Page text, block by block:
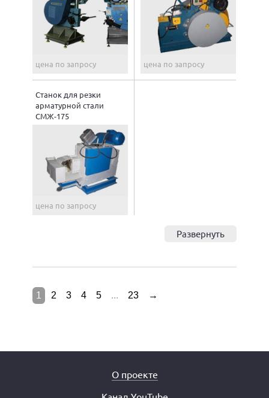
цена по запросу цена по запросу
Станок для резки
арматурной стали
СМЖ-175
цена по запросу
Развернуть
1 2 3 4 5 ... 23 →
О проекте